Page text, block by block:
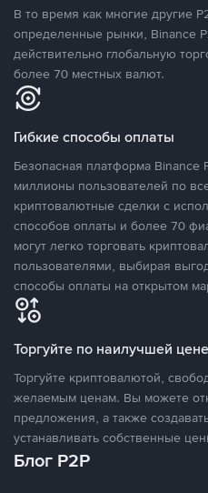
В то время как многие другие
определенные рынки, Binance
действительно глобальную
более 70 местных валют.
Гибкие способы оплаты
Безопасная платформа Binance
миллионы пользователей по
криптовалютные сделки с
способов оплаты и более 70
могут легко торговать
пользователями, выбирая
способы оплаты на открытом
Торгуйте по наилучшей цене
Торгуйте криптовалютой,
желаемым ценам. Вы можете
предложения, а также
устанавливать собственные
Блог P2P